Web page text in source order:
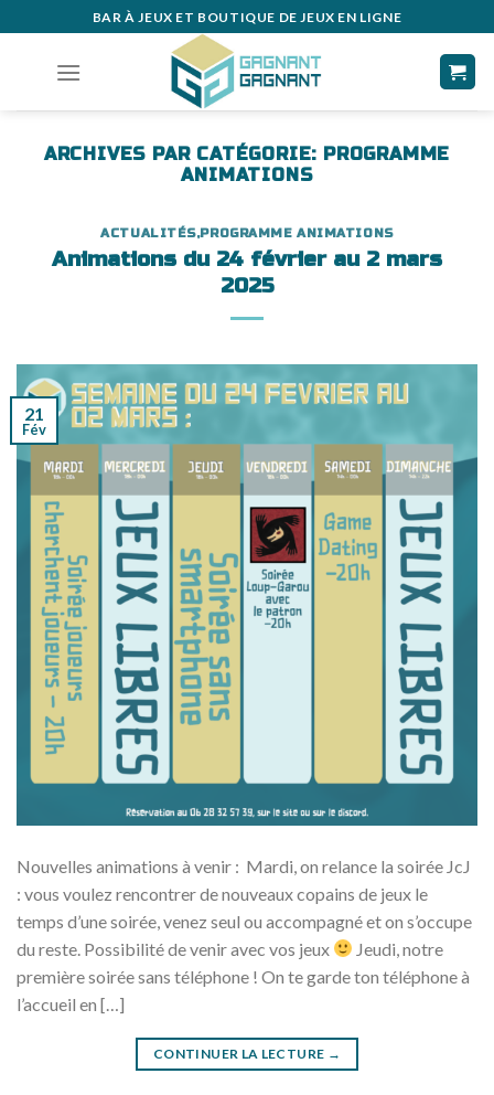
content
BAR À JEUX ET BOUTIQUE DE JEUX EN LIGNE
ARCHIVES PAR CATÉGORIE: PROGRAMME
ANIMATIONS
ACTUALITÉS,PROGRAMME ANIMATIONS
Animations du 24 février au 2 mars
2025
21
Fév
Nouvelles animations à venir : Mardi, on relance la soirée JcJ
: vous voulez rencontrer de nouveaux copains de jeux le
temps d’une soirée, venez seul ou accompagné et on s’occupe
du reste. Possibilité de venir avec vos jeux
Jeudi, notre
première soirée sans téléphone ! On te garde ton téléphone à
l’accueil en […]
CONTINUER LA LECTURE →